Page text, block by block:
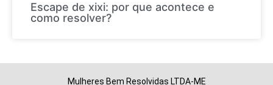
Escape de xixi: por que acontece e
como resolver?
Mulheres Bem Resolvidas LTDA-ME